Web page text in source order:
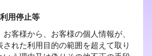
用停止等
客様から、お客様の個人情報が、
された利用目的の範囲を超えて取り